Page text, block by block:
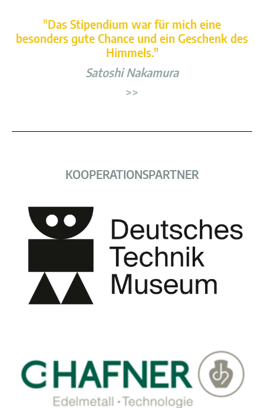
"Das Stipendium war für mich eine
besonders gute Chance und ein Geschenk des
Himmels."
Satoshi Nakamura
>>
KOOPERATIONSPARTNER